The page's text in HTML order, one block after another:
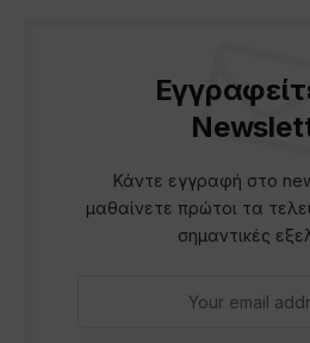
Κάντε εγγραφή στο
μαθαίνετε πρώτοι τα
σημαντικές